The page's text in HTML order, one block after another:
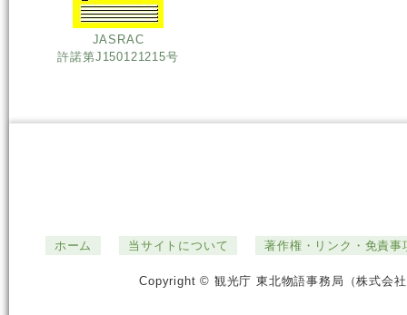
JASRAC
許諾第J150121215号
ホーム 当サイトについて 著作権・リンク・免責事
Copyright © 観光庁 東北物語事務局（株式会